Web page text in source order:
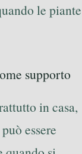
le piante
supporto
in casa,
essere